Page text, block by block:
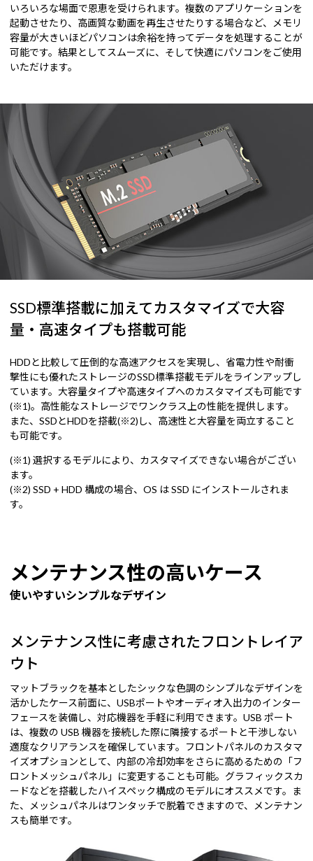
いろいろな場面で恩恵を受けられます。複数のアプリケーションを
起動させたり、高画質な動画を再生させたりする場合など、メモリ
容量が大きいほどパソコンは余裕を持ってデータを処理することが
可能です。結果としてスムーズに、そして快適にパソコンをご使用
いただけます。
SSD標準搭載に加えてカスタマイズで大容
量・高速タイプも搭載可能
HDDと比較して圧倒的な高速アクセスを実現し、省電力性や耐衝
撃性にも優れたストレージのSSD標準搭載モデルをラインアップし
ています。大容量タイプや高速タイプへのカスタマイズも可能です
(※1)。高性能なストレージでワンクラス上の性能を提供します。
また、SSDとHDDを搭載(※2)し、高速性と大容量を両立すること
も可能です。
(※1) 選択するモデルにより、カスタマイズできない場合がござい
ます。
(※2) SSD + HDD 構成の場合、OS は SSD にインストールされま
す。
メンテナンス性の高いケース
使いやすいシンプルなデザイン
メンテナンス性に考慮されたフロントレイア
ウト
マットブラックを基本としたシックな色調のシンプルなデザインを
活かしたケース前面に、USBポートやオーディオ入出力のインター
フェースを装備し、対応機器を手軽に利用できます。USB ポート
は、複数の USB 機器を接続した際に隣接するポートと干渉しない
適度なクリアランスを確保しています。フロントパネルのカスタマ
イズオプションとして、内部の冷却効率をさらに高めるための「フ
ロントメッシュパネル」に変更することも可能。グラフィックスカ
ードなどを搭載したハイスペック構成のモデルにオススメです。ま
た、メッシュパネルはワンタッチで脱着できますので、メンテナン
スも簡単です。